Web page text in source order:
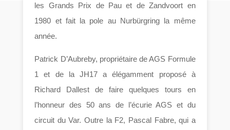
les Grands Prix de Pau et de Zandvoort en
1980 et fait la pole au Nurbürgring la même
année.
Patrick D’Aubreby, propriétaire de AGS Formule
1 et de la JH17 a élégamment proposé à
Richard Dallest de faire quelques tours en
l’honneur des 50 ans de l’écurie AGS et du
circuit du Var. Outre la F2, Pascal Fabre, qui a